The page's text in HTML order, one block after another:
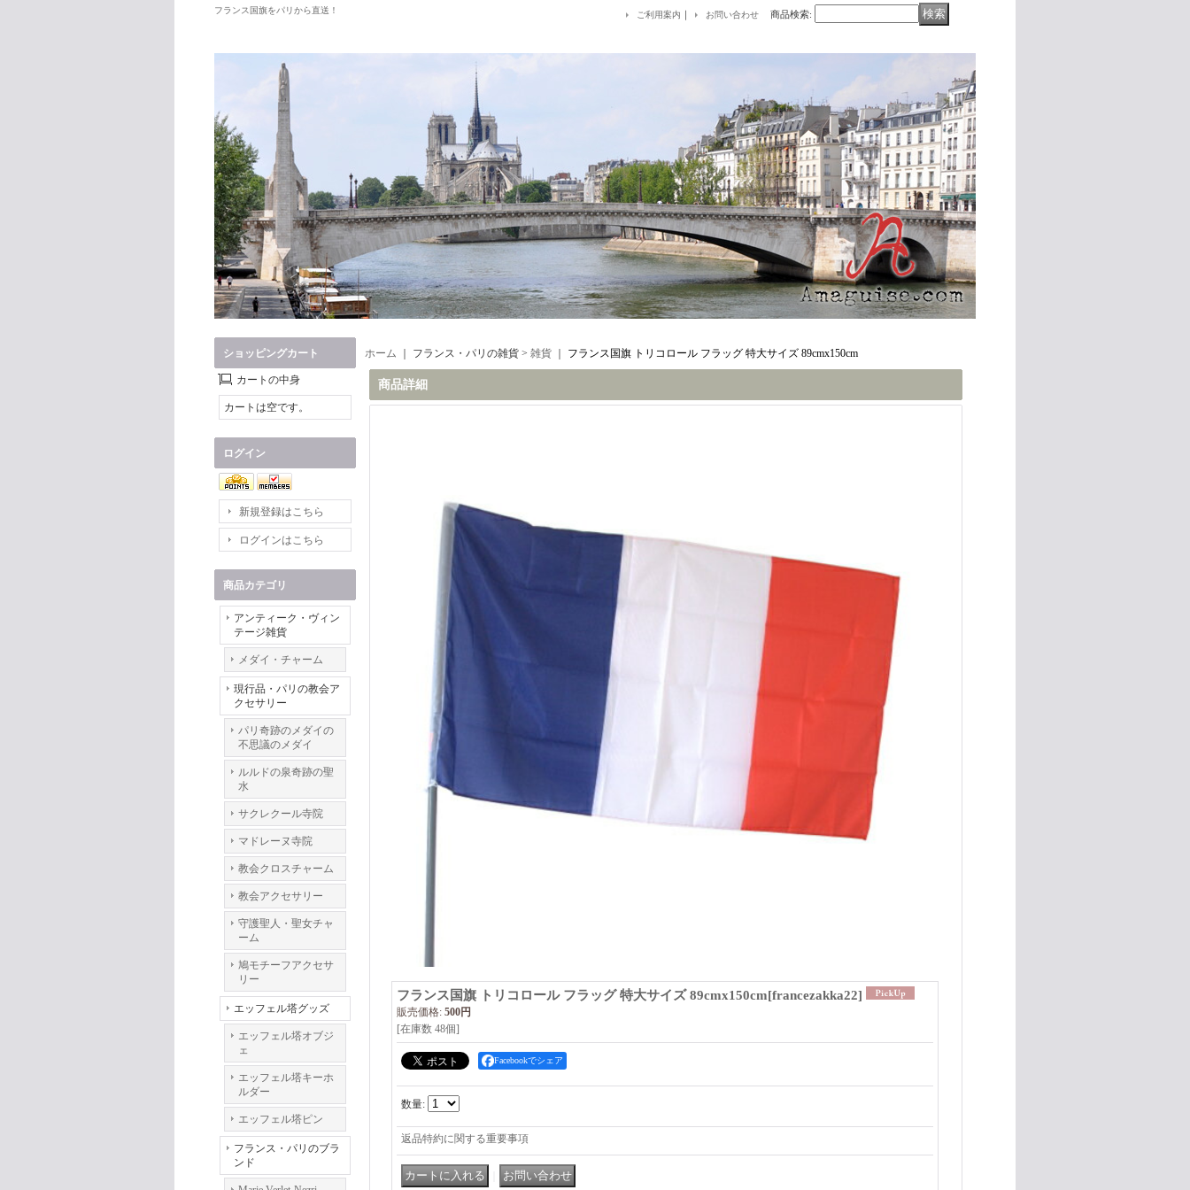
フランス国旗をパリから直送！ ご利用案内 ｜ お問い合わせ 商品検索:
ショッピングカート
カートの中身
カートは空です。
ログイン
新規登録はこちら
ログインはこちら
商品カテゴリ
アンティーク・ヴィン
テージ雑貨
メダイ・チャーム
現行品・パリの教会ア
クセサリー
パリ奇跡のメダイの
不思議のメダイ
ルルドの泉奇跡の聖
水
サクレクール寺院
マドレーヌ寺院
教会クロスチャーム
教会アクセサリー
守護聖人・聖女チャ
ーム
鳩モチーフアクセサ
リー
エッフェル塔グッズ
エッフェル塔オブジ
ェ
エッフェル塔キーホ
ルダー
エッフェル塔ピン
フランス・パリのブラ
ンド
ホーム ｜ フランス・パリの雑貨 > 雑貨 フランス国旗 トリコロール フラッグ 特大サイズ 89cmx150cm
商品詳細
フランス国旗 トリコロール フラッグ 特大サイズ 89cmx150cm[francezakka22]
販売価格: 500円
[在庫数 48個]
Facebookでシェア
数量:
返品特約に関する重要事項